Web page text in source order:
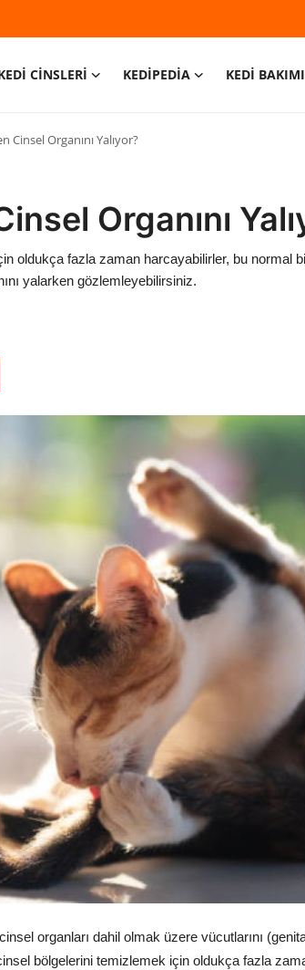
CİNSLERİ KEDİPEDİA KEDİ BAKIMI
Cinsel Organını Yalıyor?
Organını
oldukça fazla zaman harcayabilirler, bu normal
yalarken gözlemleyebilirsiniz.
organları dahil olmak üzere vücutlarını
bölgelerini temizlemek için oldukça fazla